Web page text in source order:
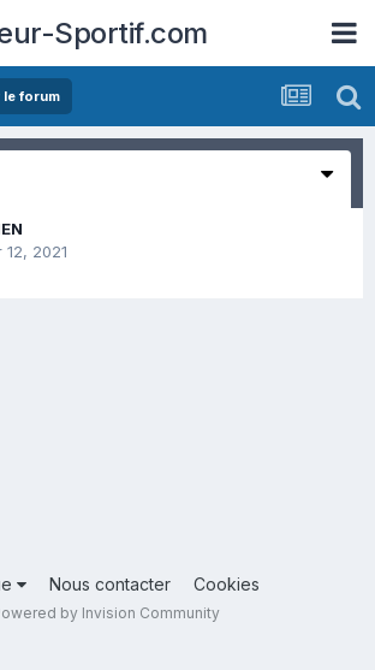
Sportif.com
forum
2021
Nous contacter Cookies
by Invision Community